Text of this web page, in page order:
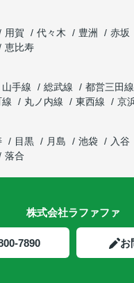
用賀 代々木 豊洲 赤坂
恵比寿
山手線 総武線 都営三田線
丸ノ内線 東西線
京
目黒 月島 池袋 入谷
落合
株式会社ラファファ
7890 お